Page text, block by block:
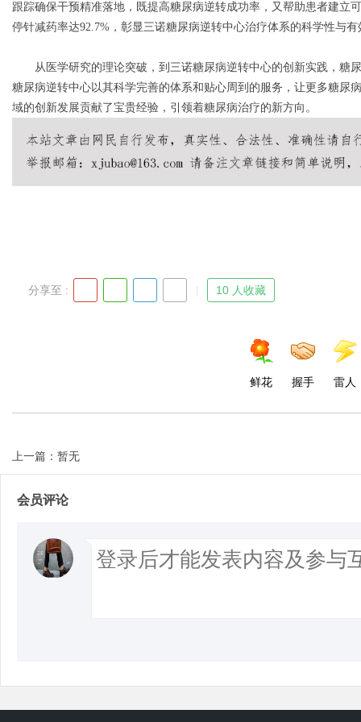
d
跟踪确保干预精准落地，既提高糖尿病逆转成功率，又帮助患者建立
停针减药率达92.7%，彰显三诺糖尿病逆转中心治疗体系的科学性与有
从医学研究的理论突破，到三诺糖尿病逆转中心的创新实践，糖
糖尿病逆转中心以其科学完善的体系和贴心周到的服务，让更多糖尿
域的创新发展贡献了宝贵经验，引领着糖尿病治疗的新方向。
分享至 : 10 人收藏
鲜花 握手 雷人
上一篇：暂无
会员评论